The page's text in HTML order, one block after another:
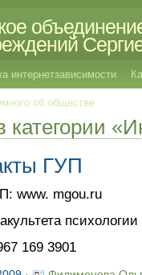
интернетзависимости
об обществе
категории
ГУП
www. mgou.ru
169 3901